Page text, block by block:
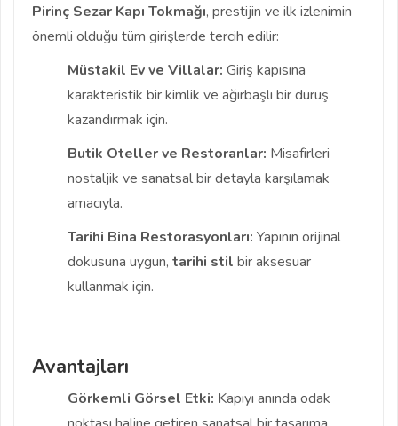
Pirinç Sezar Kapı Tokmağı, prestijin ve ilk izlenimin
önemli olduğu tüm girişlerde tercih edilir:
Müstakil Ev ve Villalar: Giriş kapısına
karakteristik bir kimlik ve ağırbaşlı bir duruş
kazandırmak için.
Butik Oteller ve Restoranlar: Misafirleri
nostaljik ve sanatsal bir detayla karşılamak
amacıyla.
Tarihi Bina Restorasyonları: Yapının orijinal
dokusuna uygun, tarihi stil bir aksesuar
kullanmak için.
Avantajları
Görkemli Görsel Etki: Kapıyı anında odak